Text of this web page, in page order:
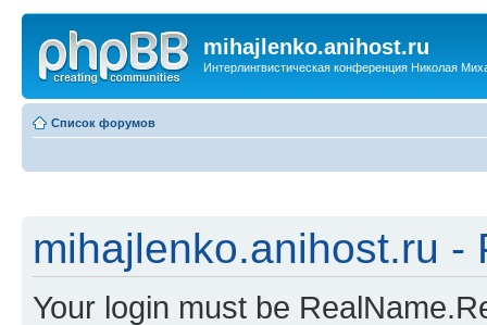
mihajlenko.anihost.ru
Интерлингвистическая конференция Николая
Список форумов
mihajlenko.anihost.ru -
Your login must be